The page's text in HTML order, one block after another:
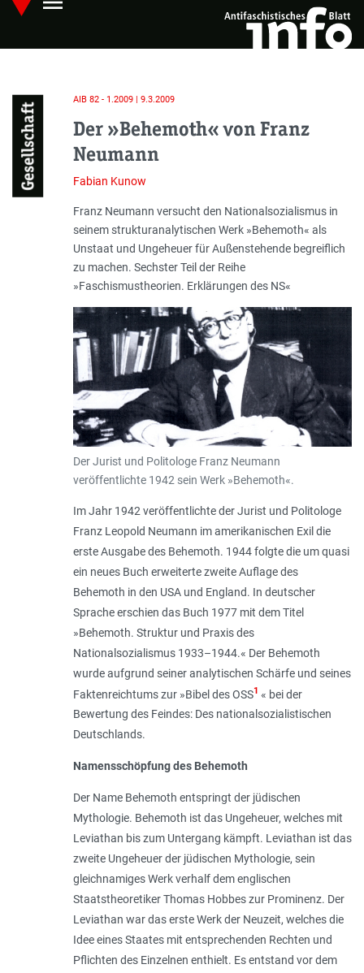
Skip
main
Hauptmenü öffnen
Gesellschaft
AIB 82 - 1.2009 | 9.3.2009
Der »Behemoth« von Franz
Neumann
Fabian Kunow
Einleitung
Franz Neumann versucht den Nationalsozialismus in
seinem strukturanalytischen Werk »Behemoth« als
Unstaat und Ungeheuer für Außenstehende begreiflich
zu machen. Sechster Teil der Reihe
»Faschismustheorien. Erklärungen des NS«
Der Jurist und Politologe Franz Neumann
veröffentlichte 1942 sein Werk »Behemoth«.
Im Jahr 1942 veröffentlichte der Jurist und Politologe
Franz Leopold Neumann im amerikanischen Exil die
erste Ausgabe des Behemoth. 1944 folgte die um quasi
ein neues Buch erweiterte zweite Auflage des
Behemoth in den USA und England. In deutscher
Sprache erschien das Buch 1977 mit dem Titel
»Behemoth. Struktur und Praxis des
Nationalsozialismus 1933–1944.« Der Behemoth
wurde aufgrund seiner analytischen Schärfe und seines
Faktenreichtums zur »Bibel des OSS1 « bei der
Bewertung des Feindes: Des nationalsozialistischen
Deutschlands.
Namensschöpfung des Behemoth
Der Name Behemoth entspringt der jüdischen
Mythologie. Behemoth ist das Ungeheuer, welches mit
Leviathan bis zum Untergang kämpft. Leviathan ist das
zweite Ungeheuer der jüdischen Mythologie, sein
gleichnamiges Werk verhalf dem englischen
Staatstheoretiker Thomas Hobbes zur Prominenz. Der
Leviathan war das erste Werk der Neuzeit, welches die
Idee eines Staates mit entsprechenden Rechten und
Pflichten des Einzelnen enthielt. Es entstand vor dem